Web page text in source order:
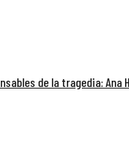
de la tragedia: Ana